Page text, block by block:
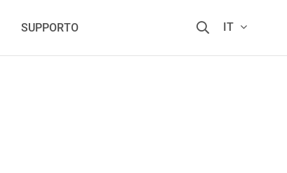
SUPPORTO IT